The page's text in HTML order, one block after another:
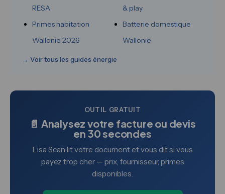
RESA
Primes habitation
Wallonie 2026
& play
Batterie domestique
Wallonie
→ Voir tous les guides énergie
OUTIL GRATUIT
📄 Analysez votre facture ou devis
en 30 secondes
Lisa Scan lit votre document et vous dit si vous
payez trop cher — prix, fournisseur, primes
disponibles.